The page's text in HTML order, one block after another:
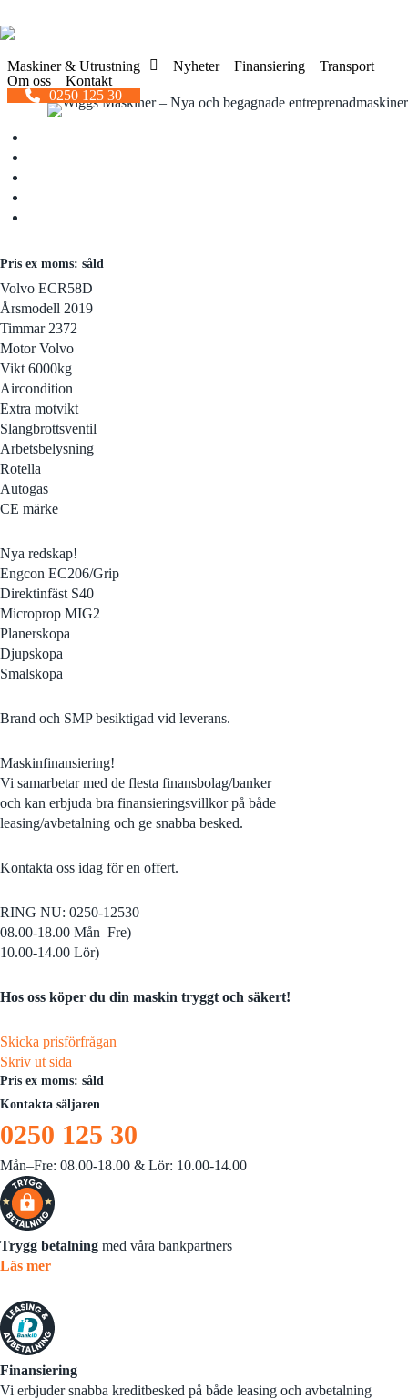
to
content
Maskiner & Utrustning Nyheter Finansiering
Transport
Om oss
Kontakt
0250 125 30
Volvo ECR58D
Pris ex moms: såld
Volvo ECR58D
Årsmodell 2019
Timmar 2372
Motor Volvo
Vikt 6000kg
Aircondition
Extra motvikt
Slangbrottsventil
Arbetsbelysning
Rotella
Autogas
CE märke
Nya redskap!
Engcon EC206/Grip
Direktinfäst S40
Microprop MIG2
Planerskopa
Djupskopa
Smalskopa
Brand och SMP besiktigad vid leverans.
Maskinfinansiering!
Vi samarbetar med de flesta finansbolag/banker
och kan erbjuda bra finansieringsvillkor på både
leasing/avbetalning och ge snabba besked.
Kontakta oss idag för en offert.
RING NU: 0250-12530
08.00-18.00 Mån–Fre)
10.00-14.00 Lör)
Hos oss köper du din maskin tryggt och säkert!
Skicka prisförfrågan
Skriv ut sida
Pris ex moms: såld
Kontakta säljaren
0250 125 30
Mån–Fre: 08.00-18.00 & Lör: 10.00-14.00
Trygg betalning med våra bankpartners
Läs mer
Finansiering
Vi erbjuder snabba kreditbesked på både leasing och avbetalning